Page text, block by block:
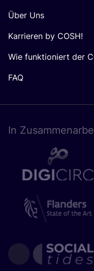
Über Uns
Karrieren by COSH!
Wie funktioniert der
FAQ
In